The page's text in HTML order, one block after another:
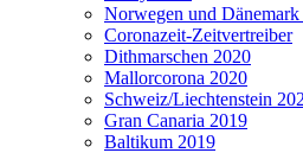
Norwegen und Dänemark
Coronazeit-Zeitvertreiber
Dithmarschen 2020
Mallorcorona 2020
Schweiz/Liechtenstein
Gran Canaria 2019
Baltikum 2019